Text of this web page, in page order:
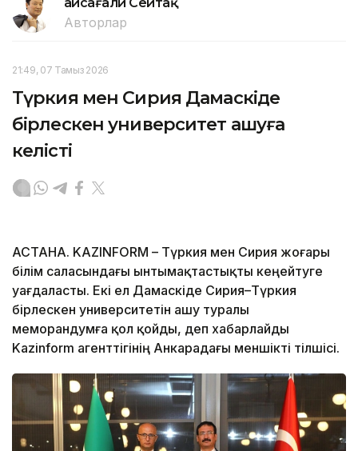
Авторлар
21:49, 07 Тамыз 2026
Түркия мен Сирия Дамаскіде
бірлескен университет ашуға
келісті
АСТАНА. KAZINFORM – Түркия мен Сирия жоғары
білім саласындағы ынтымақтастықты кеңейтуге
уағдаласты. Екі ел Дамаскіде Сирия–Түркия
бірлескен университетін ашу туралы
меморандумға қол қойды, деп хабарлайды
Kazinform агенттігінің Анкарадағы меншікті тілшісі.